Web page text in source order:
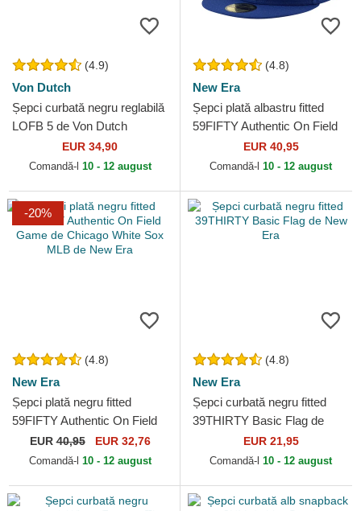
(4.9)
Von Dutch
Șepci curbată negru reglabilă
LOFB 5 de Von Dutch
EUR 34,90
Comandă-l 10 - 12 august
(4.8)
New Era
Șepci plată albastru fitted
59FIFTY Authentic On Field
Game de Los Angeles
Dodgers MLB de New Era
EUR 40,95
Comandă-l 10 - 12 august
-20%
(4.8)
New Era
Șepci plată negru fitted
59FIFTY Authentic On Field
Game de Chicago White Sox
MLB de New Era
EUR40,95 EUR 32,76
Comandă-l 10 - 12 august
(4.8)
New Era
Șepci curbată negru fitted
39THIRTY Basic Flag de
EUR 21,95
Comandă-l 10 - 12 august